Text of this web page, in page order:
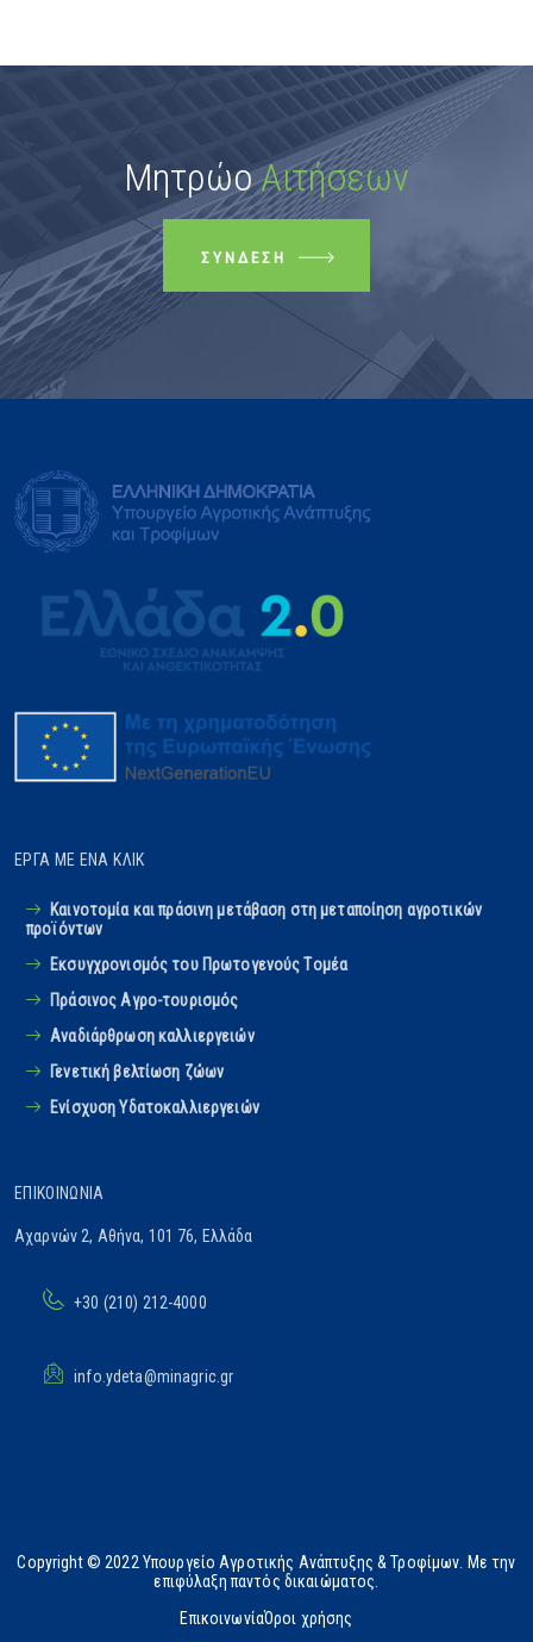
ΜητρώοΑιτήσεων
ΣΎΝΔΕΣΗ
ΈΡΓΑ ΜΕ ΈΝΑ ΚΛΙΚ
Καινοτομία και πράσινη μετάβαση στη μεταποίηση αγροτικών
προϊόντων
Εκσυγχρονισμός του Πρωτογενούς Tομέα
Πράσινος Αγρο-τουρισμός
Αναδιάρθρωση καλλιεργειών
Γενετική βελτίωση ζώων
Ενίσχυση Υδατοκαλλιεργειών
ΕΠΙΚΟΙΝΩΝΊΑ
Αχαρνών 2, Αθήνα, 101 76, Ελλάδα
+30 (210) 212-4000
info.ydeta@minagric.gr
Copyright © 2022 Υπουργείο Αγροτικής Ανάπτυξης & Τροφίμων. Με την
επιφύλαξη παντός δικαιώματος.
ΕπικοινωνίαΌροι χρήσης